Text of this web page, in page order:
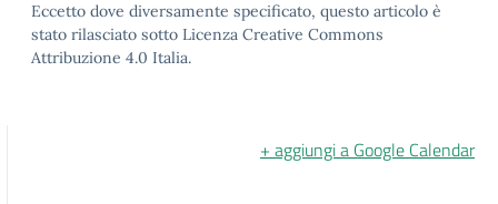
Eccetto dove diversamente specificato, questo articolo è
stato rilasciato sotto Licenza Creative Commons
Attribuzione 4.0 Italia.
+ aggiungi a Google Calendar